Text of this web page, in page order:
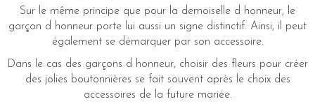
Sur le même principe que pour la demoiselle d honneur, le
garçon d honneur porte lui aussi un signe distinctif. Ainsi, il peut
également se démarquer par son accessoire.
Dans le cas des garçons d honneur, choisir des fleurs pour créer
des jolies boutonnières se fait souvent après le choix des
accessoires de la future mariée.